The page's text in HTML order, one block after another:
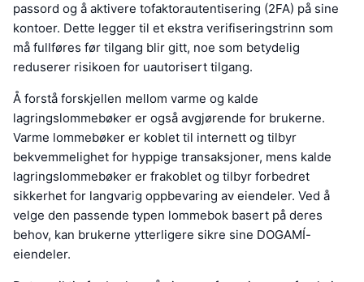
passord og å aktivere tofaktorautentisering (2FA) på sine
kontoer. Dette legger til et ekstra verifiseringstrinn som
må fullføres før tilgang blir gitt, noe som betydelig
reduserer risikoen for uautorisert tilgang.
Å forstå forskjellen mellom varme og kalde
lagringslommebøker er også avgjørende for brukerne.
Varme lommebøker er koblet til internett og tilbyr
bekvemmelighet for hyppige transaksjoner, mens kalde
lagringslommebøker er frakoblet og tilbyr forbedret
sikkerhet for langvarig oppbevaring av eiendeler. Ved å
velge den passende typen lommebok basert på deres
behov, kan brukerne ytterligere sikre sine DOGAMÍ-
eiendeler.